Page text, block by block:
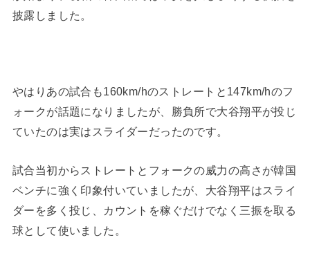
披露しました。
やはりあの試合も160km/hのストレートと147km/hのフ
ォークが話題になりましたが、勝負所で大谷翔平が投じ
ていたのは実はスライダーだったのです。
試合当初からストレートとフォークの威力の高さが韓国
ベンチに強く印象付いていましたが、大谷翔平はスライ
ダーを多く投じ、カウントを稼ぐだけでなく三振を取る
球として使いました。